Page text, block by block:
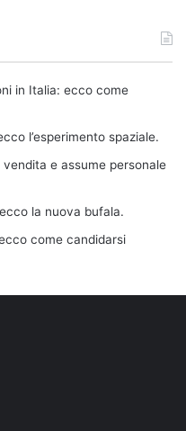
in Italia: ecco come
l’esperimento spaziale.
e assume personale
la nuova bufala.
come candidarsi